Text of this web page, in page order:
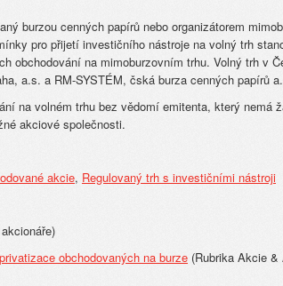
burzou cenných papírů nebo organizátorem
pro přijetí investičního nástroje na volný trh
obchodování na mimoburzovním trhu. Volný trh v
a.s. a RM-SYSTÉM, čská burza cenných papírů
na volném trhu bez vědomí emitenta, který nemá
akciové společnosti.
akcie, Regulovaný trh s investičními nástroji
obchodovaných na burze (Rubrika Akcie &